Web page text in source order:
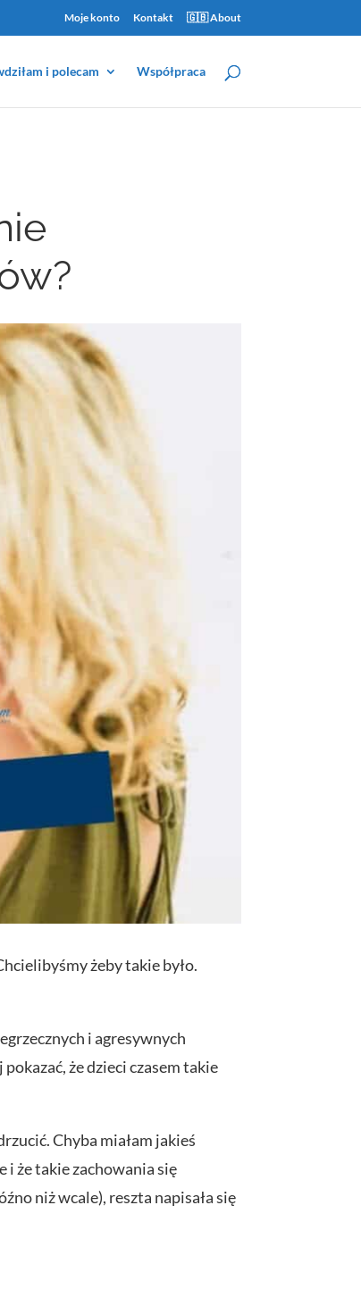
Moje konto Kontakt 🇬🇧 About
i polecam Współpraca
żeby takie było.
i agresywnych
że dzieci czasem takie
Chyba miałam jakieś
i że takie zachowania się
niż wcale), reszta napisała się